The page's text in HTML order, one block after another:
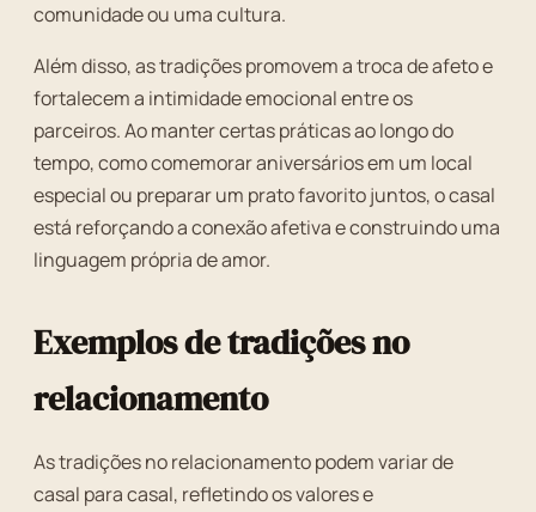
comunidade ou uma cultura.
Além disso, as tradições promovem a troca de afeto e
fortalecem a intimidade emocional entre os
parceiros. Ao manter certas práticas ao longo do
tempo, como comemorar aniversários em um local
especial ou preparar um prato favorito juntos, o casal
está reforçando a conexão afetiva e construindo uma
linguagem própria de amor.
Exemplos de tradições no
relacionamento
As tradições no relacionamento podem variar de
casal para casal, refletindo os valores e